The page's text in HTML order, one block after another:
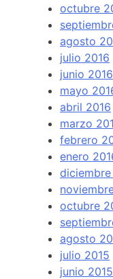
octubre
agosto
julio 2016
junio 2016
mayo
abril 2016
marzo
febrero
enero
diciembre
octubre
agosto
julio 2015
junio 2015